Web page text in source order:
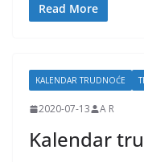
Read More
KALENDAR TRUDNOĆE
2020-07-13 A R
Kalendar